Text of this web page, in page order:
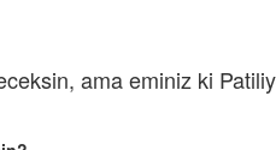
ama eminiz ki